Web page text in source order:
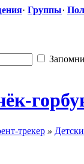
· Группы·
трекер »